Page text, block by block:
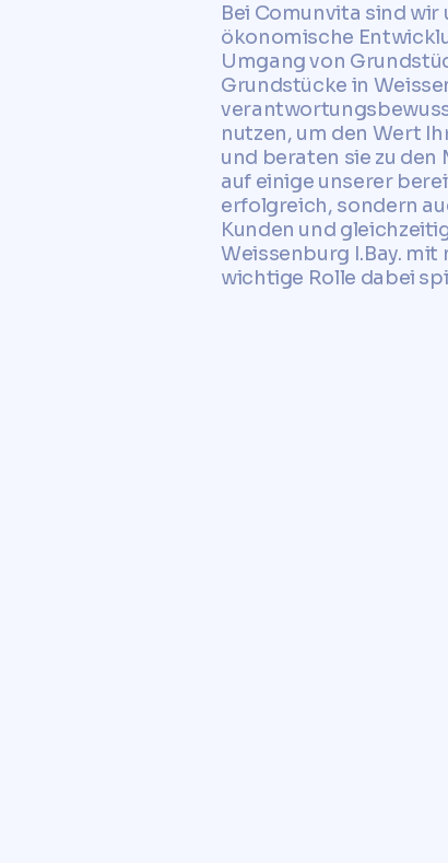
Bei Comunvita sind
ökonomische
Umgang von
Grundstücke in
nutzen, um den Wert
und beraten sie zu
auf einige unserer
erfolgreich, sondern
Kunden und
Weissenburg I.Bay.
wichtige Rolle dabei